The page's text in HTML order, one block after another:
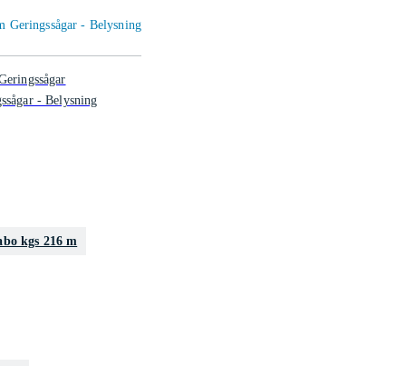
Geringssågar - Belysning
- Belysning
kgs 216 m